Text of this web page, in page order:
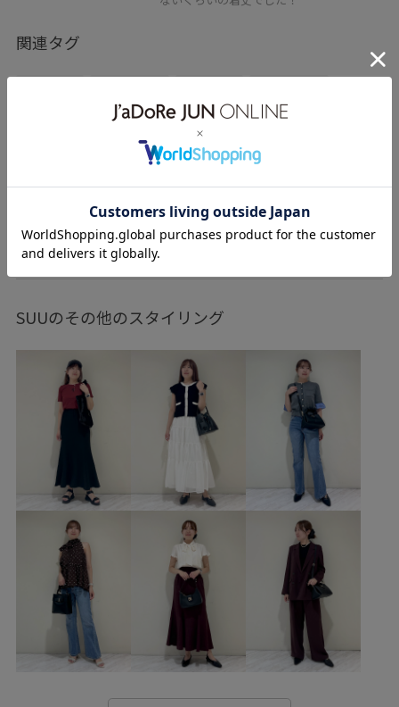
関連タグ
お出かけコーデ
パンツスタイル 体型カバー
イエベ春 混合 もっと見る
SUUのその他のスタイリング